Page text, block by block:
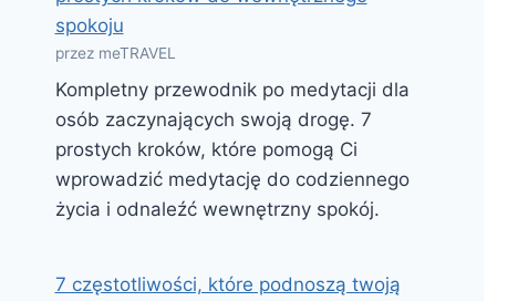
spokoju
przez meTRAVEL
Kompletny przewodnik po medytacji dla
osób zaczynających swoją drogę. 7
prostych kroków, które pomogą Ci
wprowadzić medytację do codziennego
życia i odnaleźć wewnętrzny spokój.
7 częstotliwości, które podnoszą twoją